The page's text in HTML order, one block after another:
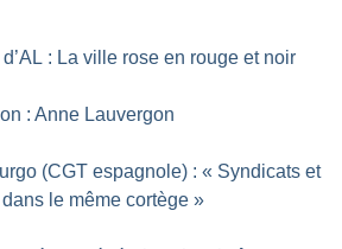
: La ville rose en rouge et noir
: Anne Lauvergon
(CGT espagnole) : « Syndicats et
le même cortège »